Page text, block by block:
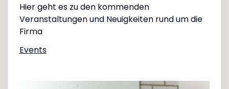
Hier geht es zu den kommenden
Veranstaltungen und Neuigkeiten rund um die
Firma
Events